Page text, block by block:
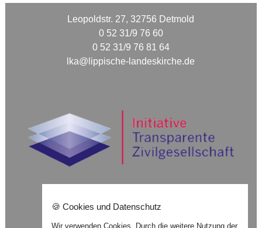
Leopoldstr. 27, 32756 Detmold
0 52 31/9 76 60
0 52 31/9 76 81 64
lka@lippische-landeskirche.de
🍪 Cookies und Datenschutz
Wir verwenden Cookies. Durch die weitere Nutzung der